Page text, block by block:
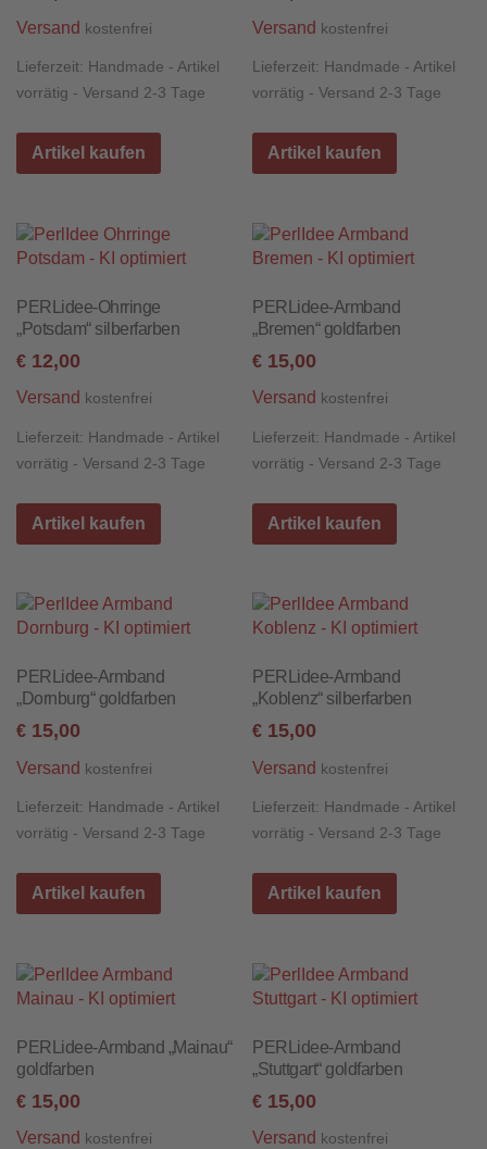
Versand kostenfrei
Lieferzeit: Handmade - Artikel
vorrätig - Versand 2-3 Tage
Artikel kaufen
Versand kostenfrei
Lieferzeit: Handmade - Artikel
vorrätig - Versand 2-3 Tage
Artikel kaufen
PERLidee-Ohrringe
„Potsdam“ silberfarben
€ 12,00
Versand kostenfrei
Lieferzeit: Handmade - Artikel
vorrätig - Versand 2-3 Tage
Artikel kaufen
PERLidee-Armband
„Bremen“ goldfarben
€ 15,00
Versand kostenfrei
Lieferzeit: Handmade - Artikel
vorrätig - Versand 2-3 Tage
Artikel kaufen
PERLidee-Armband
„Dornburg“ goldfarben
€ 15,00
Versand kostenfrei
Lieferzeit: Handmade - Artikel
vorrätig - Versand 2-3 Tage
Artikel kaufen
PERLidee-Armband
„Koblenz“ silberfarben
€ 15,00
Versand kostenfrei
Lieferzeit: Handmade - Artikel
vorrätig - Versand 2-3 Tage
Artikel kaufen
PERLidee-Armband „Mainau“
goldfarben
€ 15,00
Versand kostenfrei
PERLidee-Armband
„Stuttgart“ goldfarben
€ 15,00
Versand kostenfrei